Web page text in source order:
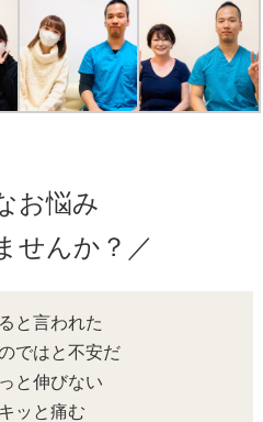
お悩み
せんか？／
と言われた
ではと不安だ
と伸びない
ッと痛む